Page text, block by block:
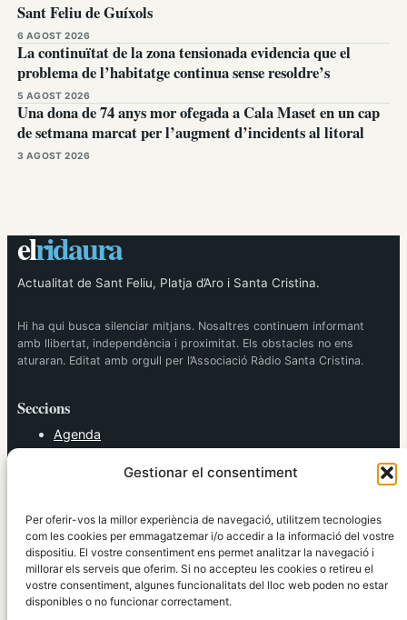
Gestionar el consentiment
Per oferir-vos la millor experiència de navegació, utilitzem tecnologies
com les cookies per emmagatzemar i/o accedir a la informació del vostre
dispositiu. El vostre consentiment ens permet analitzar la navegació i
millorar els serveis que oferim. Si no accepteu les cookies o retireu el
vostre consentiment, algunes funcionalitats del lloc web poden no estar
disponibles o no funcionar correctament.
Sant Feliu de Guíxols
6 AGOST 2026
La continuïtat de la zona tensionada evidencia que el
problema de l’habitatge continua sense resoldre’s
5 AGOST 2026
Una dona de 74 anys mor ofegada a Cala Maset en un cap
de setmana marcat per l’augment d’incidents al litoral
3 AGOST 2026
elridaura
Actualitat de Sant Feliu, Platja d’Aro i Santa Cristina.
Hi ha qui busca silenciar mitjans. Nosaltres continuem informant
amb llibertat, independència i proximitat. Els obstacles no ens
aturaran. Editat amb orgull per l’Associació Ràdio Santa Cristina.
Seccions
Agenda
Política
Societat
Tendències
elRidaura.com